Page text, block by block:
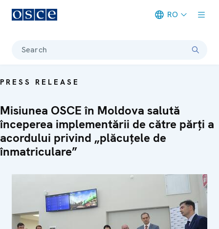
RO
Search
PRESS RELEASE
Misiunea OSCE în Moldova salută
începerea implementării de către părți a
acordului privind „plăcuțele de
înmatriculare”